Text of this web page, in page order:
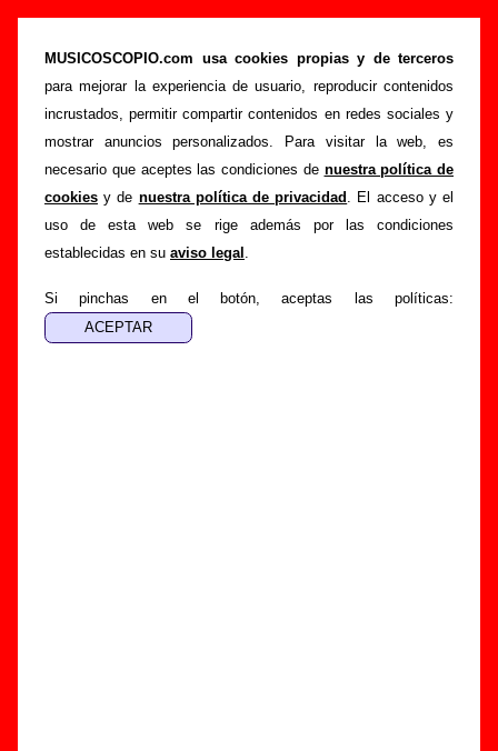
MUSICOSCOPIO.com usa cookies propias y de terceros
para mejorar la experiencia de usuario, reproducir contenidos
incrustados, permitir compartir contenidos en redes sociales y
mostrar anuncios personalizados. Para visitar la web, es
necesario que aceptes las condiciones de nuestra política de
cookies y de nuestra política de privacidad . El acceso y el
uso de esta web se rige además por las condiciones
establecidas en su aviso legal .
Si pinchas en el botón, aceptas las políticas:
Biografía de Aeropuerto: miembros, historia y
publicaciones
Portada >Aeropuerto
Esta página recopila información sobre la biografía de
Aeropuerto: sus componentes iniciales y los cambios de
formación, su trayectoria y otros grupos relacionados, los
discos y las canciones que han publicado, enlaces con
información adicional... Si lo deseas, puedes ayudar a
corrigiendo la existente.
El texto de esta biografía fue escrito por Guillermo Albaida